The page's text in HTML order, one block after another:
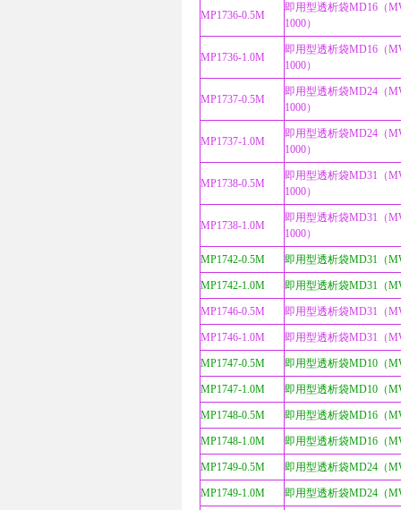
MP1736-0.5M
即用型透析袋MD16（
1000）
MP1736-1.0M
即用型透析袋MD16（
1000）
MP1737-0.5M
即用型透析袋MD24（
1000）
MP1737-1.0M
即用型透析袋MD24（
1000）
MP1738-0.5M
即用型透析袋MD31（
1000）
MP1738-1.0M
即用型透析袋MD31（
1000）
MP1742-0.5M 即用型透析袋MD31（
MP1742-1.0M 即用型透析袋MD31（
MP1746-0.5M 即用型透析袋MD31（
MP1746-1.0M 即用型透析袋MD31（
MP1747-0.5M 即用型透析袋MD10（
MP1747-1.0M 即用型透析袋MD10（
MP1748-0.5M 即用型透析袋MD16（
MP1748-1.0M 即用型透析袋MD16（
MP1749-0.5M 即用型透析袋MD24（
MP1749-1.0M 即用型透析袋MD24（